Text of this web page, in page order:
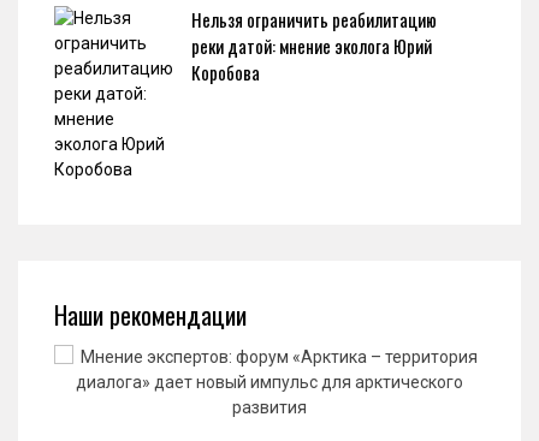
Нельзя ограничить реабилитацию
реки датой: мнение эколога Юрий
Коробова
Наши рекомендации